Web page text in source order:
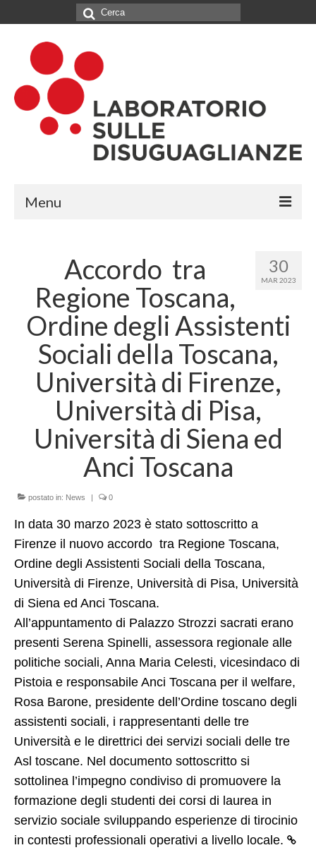
Cerca:
Menu
CHI SIAMO
NETWORK
LINK UTILI
AREE DI RICERCA
MIGRAZIONI, MOBILITA’ E MODELLI DI
ACCOGLIENZA
POLITICHE E SERVIZI SOCIO-SANITARI,
ENTI DI TERZO SETTORE
PROCESSI DI IMPOVERIMENTO, STILI DI
SOCIALE E COOPERAZIONE
INTERNAZIONALE
PROGETTI e COLLABORAZIONI
Progetti in corso
Contrasto DGA
EU-EaSI Reticulate
FMPS RicreAzione
PO.T.E.R.O. Regione Toscana
Collaborazioni
Progetti conclusi
F.A.M.I. Demetra
F.A.M.I. SAMEDI
30
MAR 2023
Accordo tra
Regione Toscana,
Ordine degli Assistenti
Sociali della Toscana,
Università di Firenze,
Università di Pisa,
Università di Siena ed
Anci Toscana
postato in: News | 0
In data 30 marzo 2023 è stato sottoscritto a
Firenze il nuovo accordo tra Regione Toscana,
Ordine degli Assistenti Sociali della Toscana,
Università di Firenze, Università di Pisa, Università
di Siena ed Anci Toscana.
All’appuntamento di Palazzo Strozzi sacrati erano
presenti Serena Spinelli, assessora regionale alle
politiche sociali, Anna Maria Celesti, vicesindaco di
Pistoia e responsabile Anci Toscana per il welfare,
Rosa Barone, presidente dell’Ordine toscano degli
assistenti sociali, i rappresentanti delle tre
Università e le direttrici dei servizi sociali delle tre
Asl toscane. Nel documento sottoscritto si
sottolinea l’impegno condiviso di promuovere la
formazione degli studenti dei corsi di laurea in
servizio sociale sviluppando esperienze di tirocinio
in contesti professionali operativi a livello locale.